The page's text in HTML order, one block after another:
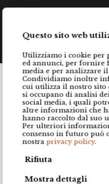
Questo sito web
Utilizziamo i cookie per
ed annunci, per fornire
media e per analizzare
Condividiamo inoltre
cui utilizza il nostro sito
si occupano di analisi
social media, i quali
altre informazioni che
hanno raccolto dal suo
Per ulteriori
consenso in futuro può
nostra privacy policy.
Rifiuta
Mostra dettagli
We are able to
made kitchens,